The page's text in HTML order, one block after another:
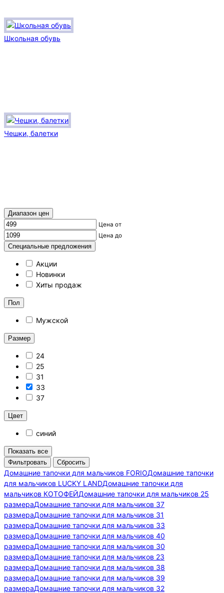
Школьная обувь
Чешки, балетки
Диапазон цен
Цена от
Цена до
Специальные предложения
Акции
Новинки
Хиты продаж
Пол
Мужской
Размер
24
25
31
33
37
Цвет
синий
Показать все
Cбросить
Домашние тапочки для мальчиков FORIOДомашние тапочки
для мальчиков LUCKY LANDДомашние тапочки для
мальчиков КОТОФЕЙДомашние тапочки для мальчиков 25
размераДомашние тапочки для мальчиков 37
размераДомашние тапочки для мальчиков 31
размераДомашние тапочки для мальчиков 33
размераДомашние тапочки для мальчиков 40
размераДомашние тапочки для мальчиков 30
размераДомашние тапочки для мальчиков 23
размераДомашние тапочки для мальчиков 38
размераДомашние тапочки для мальчиков 39
размераДомашние тапочки для мальчиков 32